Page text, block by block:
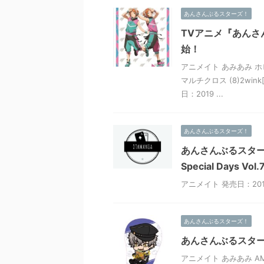
あんさんぶるスターズ！
TVアニメ『あん
始！
アニメイト あみあみ
マルチクロス
日：2019 ...
あんさんぶるスターズ！
あんさんぶるスタ
Special Days
アニメイト 発売日：
あんさんぶるスターズ！
あんさんぶるスタ
アニメイト あみあみ